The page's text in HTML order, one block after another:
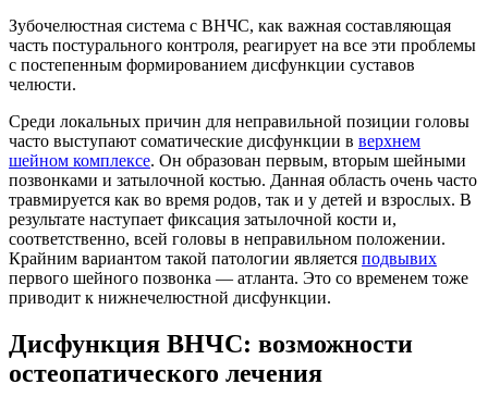
Зубочелюстная система с ВНЧС, как важная составляющая
часть постурального контроля, реагирует на все эти проблемы
с постепенным формированием дисфункции суставов
челюсти.
Среди локальных причин для неправильной позиции головы
часто выступают соматические дисфункции в верхнем
шейном комплексе. Он образован первым, вторым шейными
позвонками и затылочной костью. Данная область очень часто
травмируется как во время родов, так и у детей и взрослых. В
результате наступает фиксация затылочной кости и,
соответственно, всей головы в неправильном положении.
Крайним вариантом такой патологии является подвывих
первого шейного позвонка — атланта. Это со временем тоже
приводит к нижнечелюстной дисфункции.
Дисфункция ВНЧС: возможности
остеопатического лечения